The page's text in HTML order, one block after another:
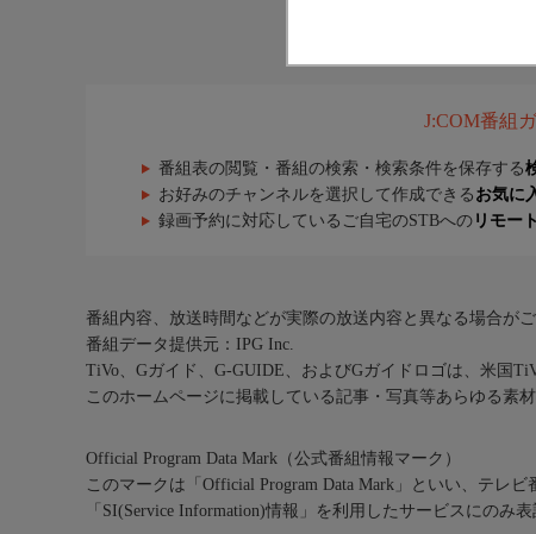
J:COM番組
番組表の閲覧・番組の検索・検索条件を保存する
お好みのチャンネルを選択して作成できる お気に
録画予約に対応しているご自宅のSTBへの リモー
番組内容、放送時間などが実際の放送内容と異なる場合がご
番組データ提供元：IPG Inc.
TiVo、Gガイド、G-GUIDE、およびGガイドロゴは、米国
このホームページに掲載している記事・写真等あらゆる素
Official Program Data Mark（公式番組情報マーク）
このマークは「Official Program Data Mark」といい、テレビ
「SI(Service Information)情報」を利用したサービスにのみ